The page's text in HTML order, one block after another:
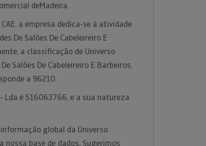
deMadeira.
a empresa dedica-se à atividade
De Salões De Cabeleireiro E
a classificação de Universo
Salões De Cabeleireiro E Barbeiros,
a 96210.
Lda é 516063766, e a sua natureza
global da Universo
nossa base de dados. Sugerimos